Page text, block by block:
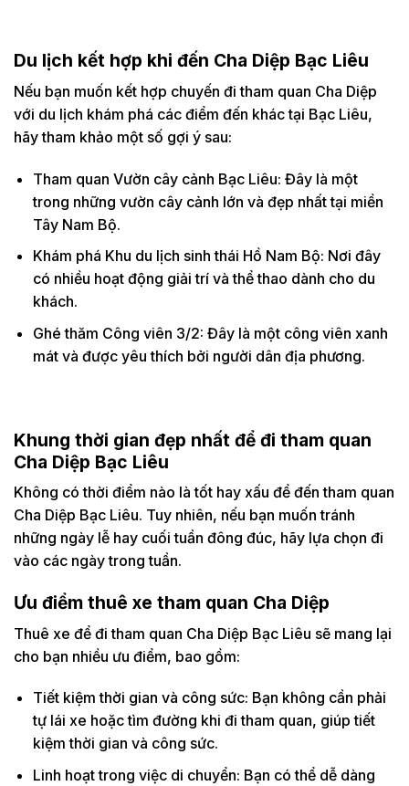
Du lịch kết hợp khi đến Cha Diệp Bạc Liêu
Nếu bạn muốn kết hợp chuyến đi tham quan Cha Diệp
với du lịch khám phá các điểm đến khác tại Bạc Liêu,
hãy tham khảo một số gợi ý sau:
Tham quan Vườn cây cảnh Bạc Liêu: Đây là một
trong những vườn cây cảnh lớn và đẹp nhất tại miền
Tây Nam Bộ.
Khám phá Khu du lịch sinh thái Hồ Nam Bộ: Nơi đây
có nhiều hoạt động giải trí và thể thao dành cho du
khách.
Ghé thăm Công viên 3/2: Đây là một công viên xanh
mát và được yêu thích bởi người dân địa phương.
Khung thời gian đẹp nhất để đi tham quan
Cha Diệp Bạc Liêu
Không có thời điểm nào là tốt hay xấu để đến tham quan
Cha Diệp Bạc Liêu. Tuy nhiên, nếu bạn muốn tránh
những ngày lễ hay cuối tuần đông đúc, hãy lựa chọn đi
vào các ngày trong tuần.
Ưu điểm thuê xe tham quan Cha Diệp
Thuê xe để đi tham quan Cha Diệp Bạc Liêu sẽ mang lại
cho bạn nhiều ưu điểm, bao gồm:
Tiết kiệm thời gian và công sức: Bạn không cần phải
tự lái xe hoặc tìm đường khi đi tham quan, giúp tiết
kiệm thời gian và công sức.
Linh hoạt trong việc di chuyển: Bạn có thể dễ dàng